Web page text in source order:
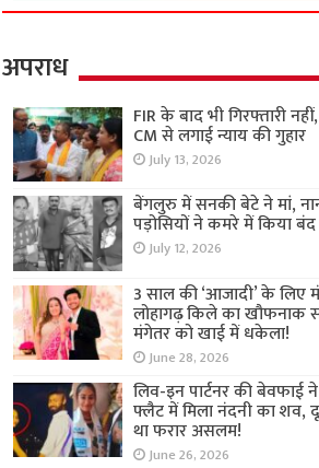
अपराध
FIR के बाद भी गिरफ्तारी
CM से लगाई न्याय की गुहार
July 13, 2026
बेंगलुरु में सनकी बेटे ने मां,
पड़ोसियों ने कमरे में किया
July 12, 2026
3 साल की ‘आजादी’ के लिए
लोहागढ़ किले का खौफनाक
मंगेतर को खाई में धकेला!
June 28, 2026
लिव-इन पार्टनर की बेवफाई
फ्लैट में मिला नंदनी का शव,
था फरार असलम!
June 26, 2026